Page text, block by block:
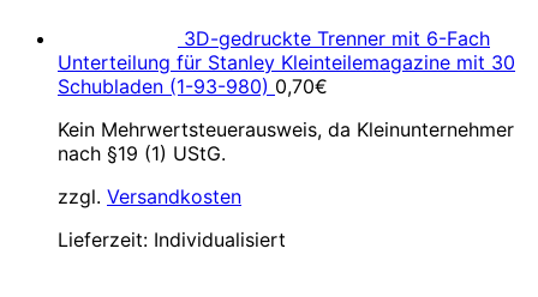
3D-gedruckte Trenner mit 6-Fach
Unterteilung für Stanley Kleinteilemagazine mit 30
Schubladen (1-93-980) 0,70€
Kein Mehrwertsteuerausweis, da Kleinunternehmer
nach §19 (1) UStG.
zzgl. Versandkosten
Lieferzeit: Individualisiert